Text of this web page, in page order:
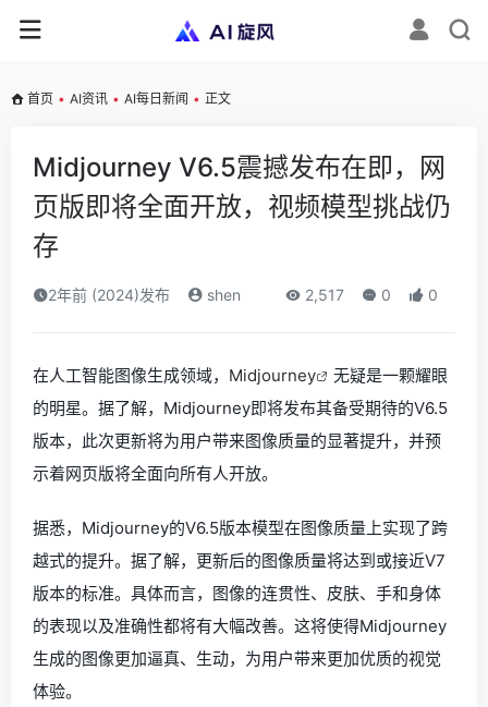
首页 • AI资讯 • AI每日新闻 • 正文
Midjourney V6.5震撼发布在即，网
页版即将全面开放，视频模型挑战仍
存
2年前 (2024)发布 shen 2,517 0 0
在人工智能图像生成领域， Midjourney
无疑是一颗耀眼
的明星。据了解，Midjourney即将发布其备受期待的V6.5
版本，此次更新将为用户带来图像质量的显著提升，并预
示着网页版将全面向所有人开放。
据悉，Midjourney的V6.5版本模型在图像质量上实现了跨
越式的提升。据了解，更新后的图像质量将达到或接近V7
版本的标准。具体而言，图像的连贯性、皮肤、手和身体
的表现以及准确性都将有大幅改善。这将使得Midjourney
生成的图像更加逼真、生动，为用户带来更加优质的视觉
体验。